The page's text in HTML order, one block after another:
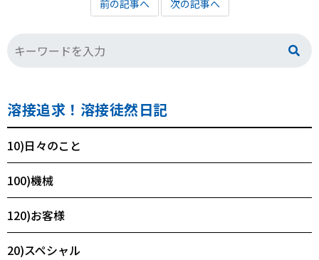
前の記事へ 次の記事へ
溶接追求！溶接徒然日記
10)日々のこと
100)機械
120)お客様
20)スペシャル